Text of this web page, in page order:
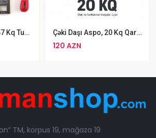
Elastik Bant 25 - 57 Kq Turnik Jqutu Qalın Çəki Daşı Aspo, 20 Kq Qara Gira
120 AZN
TM, korpus 19, mağaza 19